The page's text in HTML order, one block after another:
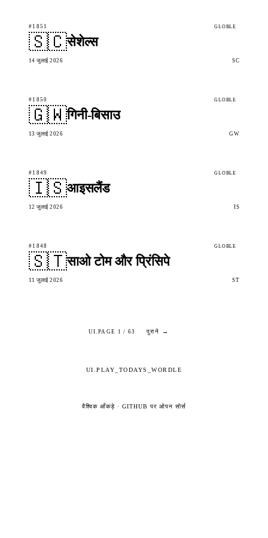
#1851 GLOBLE
🇸🇨सेशेल्स
14 जुलाई 2026 SC
#1850 GLOBLE
🇬🇼गिनी-बिसाउ
13 जुलाई 2026 GW
#1849 GLOBLE
🇮🇸आइसलैंड
12 जुलाई 2026 IS
#1848 GLOBLE
🇸🇹साओ टोम और प्रिंसिपे
11 जुलाई 2026 ST
UI.PAGE 1 / 63 पुराने →
UI.PLAY_TODAYS_WORDLE
वैश्विक आँकड़े · GITHUB पर ओपन सोर्स